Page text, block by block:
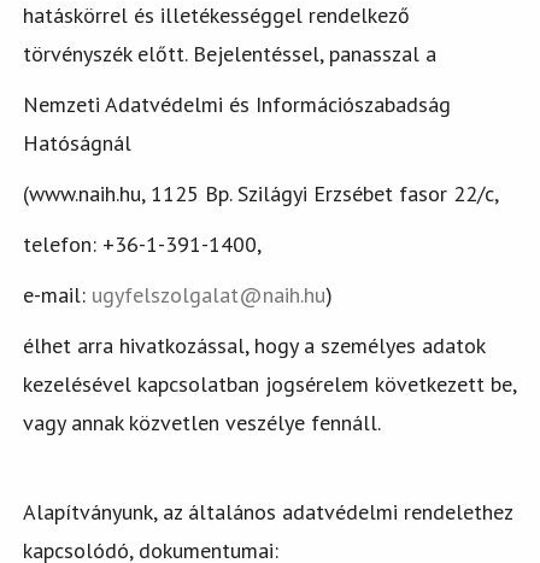
hatáskörrel és illetékességgel rendelkező
törvényszék előtt. Bejelentéssel, panasszal a
Nemzeti Adatvédelmi és Információszabadság
Hatóságnál
(www.naih.hu, 1125 Bp. Szilágyi Erzsébet fasor 22/c,
telefon: +36-1-391-1400,
e-mail: ugyfelszolgalat@naih.hu)
élhet arra hivatkozással, hogy a személyes adatok
kezelésével kapcsolatban jogsérelem következett be,
vagy annak közvetlen veszélye fennáll.
Alapítványunk, az általános adatvédelmi rendelethez
kapcsolódó, dokumentumai: